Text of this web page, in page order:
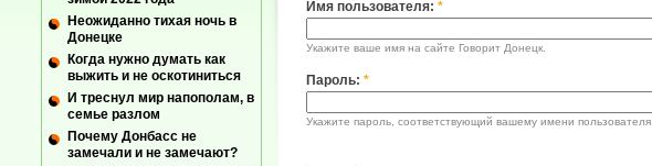
Имя пользователя: *
Укажите ваше имя на сайте Говорит Донецк.
Пароль: *
Укажите пароль, соответствующий вашему имени пользователя.
Неожиданно тихая ночь в
Донецке
Когда нужно думать как
выжить и не оскотиниться
И треснул мир напополам, в
семье разлом
Почему Донбасс не
замечали и не замечают?